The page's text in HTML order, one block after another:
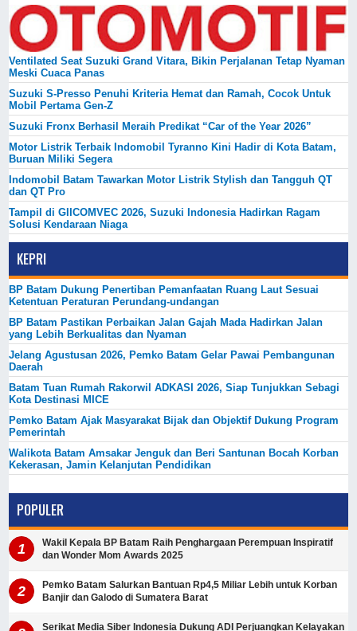
Ventilated Seat Suzuki Grand Vitara, Bikin Perjalanan Tetap Nyaman
Meski Cuaca Panas
Suzuki S-Presso Penuhi Kriteria Hemat dan Ramah, Cocok Untuk
Mobil Pertama Gen-Z
Suzuki Fronx Berhasil Meraih Predikat “Car of the Year 2026”
Motor Listrik Terbaik Indomobil Tyranno Kini Hadir di Kota Batam,
Buruan Miliki Segera
Indomobil Batam Tawarkan Motor Listrik Stylish dan Tangguh QT
dan QT Pro
Tampil di GIICOMVEC 2026, Suzuki Indonesia Hadirkan Ragam
Solusi Kendaraan Niaga
KEPRI
BP Batam Dukung Penertiban Pemanfaatan Ruang Laut Sesuai
Ketentuan Peraturan Perundang-undangan
BP Batam Pastikan Perbaikan Jalan Gajah Mada Hadirkan Jalan
yang Lebih Berkualitas dan Nyaman
Jelang Agustusan 2026, Pemko Batam Gelar Pawai Pembangunan
Daerah
Batam Tuan Rumah Rakorwil ADKASI 2026, Siap Tunjukkan Sebagi
Kota Destinasi MICE
Pemko Batam Ajak Masyarakat Bijak dan Objektif Dukung Program
Pemerintah
Walikota Batam Amsakar Jenguk dan Beri Santunan Bocah Korban
Kekerasan, Jamin Kelanjutan Pendidikan
POPULER
Wakil Kepala BP Batam Raih Penghargaan Perempuan Inspiratif
dan Wonder Mom Awards 2025
Pemko Batam Salurkan Bantuan Rp4,5 Miliar Lebih untuk Korban
Banjir dan Galodo di Sumatera Barat
Serikat Media Siber Indonesia Dukung ADI Perjuangkan Kelayakan